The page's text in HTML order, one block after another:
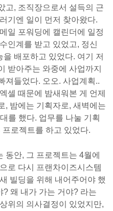
고, 조직장으로서 설득의 근
기엔 일이 먼저 찾아왔다.
일 포워딩에 캘린더에 일정
인계를 받고 있었고, 정신
배포하고 있었다. 여기 저
받아주는 와중에 사업까지
져들었다. 오오. 사업계획..
셀 때문에 밤새워본 게 언제
, 밤에는 기획자로, 새벽에는
를 했다. 업무를 나눌 기획
로젝트를 하고 있었다.
동안, 그 프로젝트는 4월에
로 다시 프랜차이즈시스템
빌딩을 위해 내어주어야 했
? 왜 내가 가는 거야? 라는
위의 의사결정이 있었지만,